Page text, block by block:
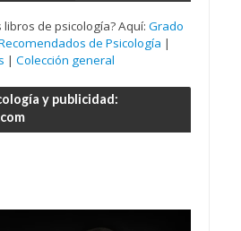
de psicología? Aquí: Grado
de Psicología |
| Colección general
y publicidad: